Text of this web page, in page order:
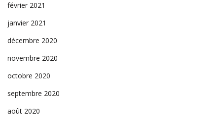
février 2021
janvier 2021
décembre 2020
novembre 2020
octobre 2020
septembre 2020
août 2020